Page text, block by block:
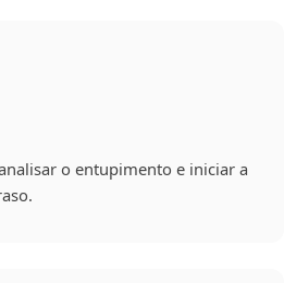
o entupimento e iniciar a